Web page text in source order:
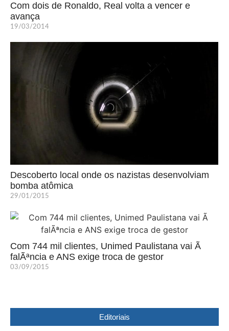
Com dois de Ronaldo, Real volta a vencer e
avança
19/03/2014
Descoberto local onde os nazistas desenvolviam
bomba atômica
29/01/2015
Com 744 mil clientes, Unimed Paulistana vai Ã
falÃªncia e ANS exige troca de gestor
03/09/2015
Editoriais